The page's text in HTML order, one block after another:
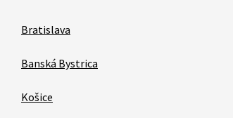
Bratislava
Banská Bystrica
Košice